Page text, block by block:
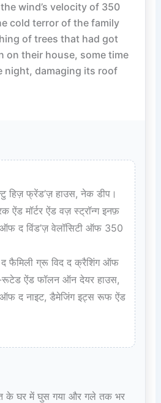
wind’s velocity of 350
cold terror of the family
of trees that had got
on their house, some time
night, damaging its roof
हिज़ फ्रेंड’ज़ हाउस, नेक डीप।
ऐंड मॉर्टर ऐंड वज़ स्ट्रॉन्ग इनफ़
ऑफ द विंड’ज़ वेलॉसिटी ऑफ 350
फैमिली ग्रू विद द क्रैशिंग ऑफ
रूटेड ऐंड फॉलन ऑन देयर हाउस,
ऑफ द नाइट, डैमेजिंग इट्स रूफ ऐंड
के घर में घुस गया और गले तक भर